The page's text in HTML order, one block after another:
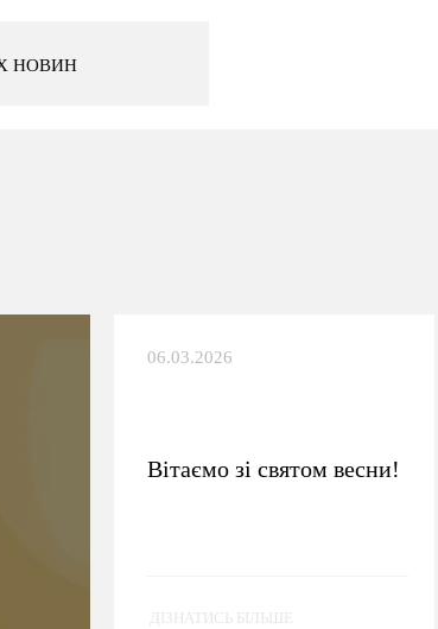
НОВИН
06.03.2026
Вітаємо зі святом весни!
ДІЗНАТИСЬ БІЛЬШЕ